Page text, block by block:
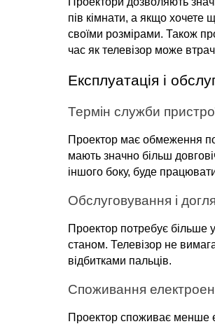
пів кімнати, а якщо хочете
своїми розмірами. Також
час як телевізор може
Експлуатація і
Термін служби
Проектор має обмеження
мають значно більш
іншого боку, буде
Обслуговування і
Проектор потребує більше
станом. Телевізор не
відбитками пальців.
Споживання
Проектор споживає менше